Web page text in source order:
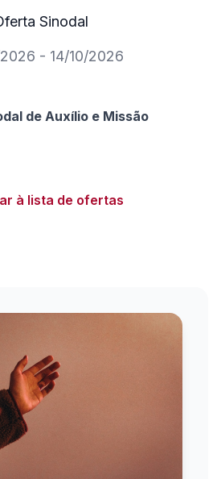
Sinodal
- 14/10/2026
de Auxílio e Missão
à lista de ofertas